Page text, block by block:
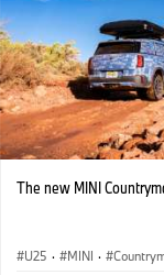
The new MINI
U25 · MINI ·